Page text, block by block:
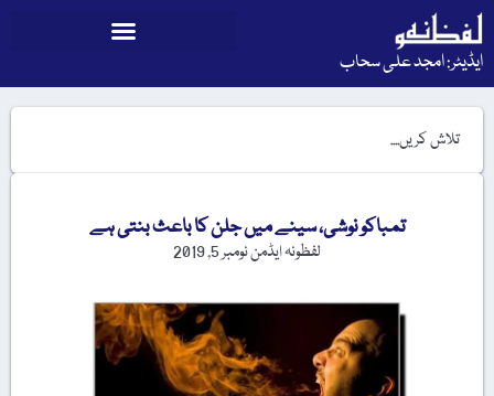
ایڈیٹر: امجد علی سحاب
تمباکو نوشی، سینے میں جلن کا باعث بنتی ہے
لفظونہ ایڈمننومبر 5, 2019